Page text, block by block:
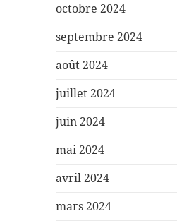
octobre 2024
septembre 2024
août 2024
juillet 2024
juin 2024
mai 2024
avril 2024
mars 2024